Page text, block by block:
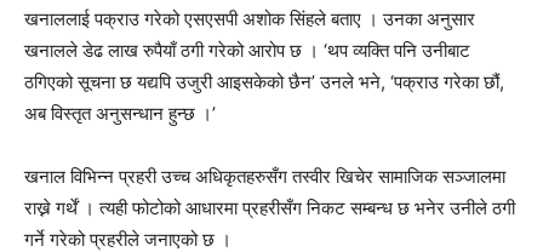
खनाललाई पक्राउ गरेको एसएसपी अशोक सिंहले बताए । उनका अनुसार
खनालले डेढ लाख रुपैयाँ ठगी गरेको आरोप छ । ‘थप व्यक्ति पनि उनीबाट
ठगिएको सूचना छ यद्यपि उजुरी आइसकेको छैन’ उनले भने, ‘पक्राउ गरेका छौं,
अब विस्तृत अनुसन्धान हुन्छ ।’
खनाल विभिन्न प्रहरी उच्च अधिकृतहरुसँग तस्वीर खिचेर सामाजिक सञ्जालमा
राख्ने गर्थें । त्यही फोटोको आधारमा प्रहरीसँग निकट सम्बन्ध छ भनेर उनीले ठगी
गर्ने गरेको प्रहरीले जनाएको छ ।